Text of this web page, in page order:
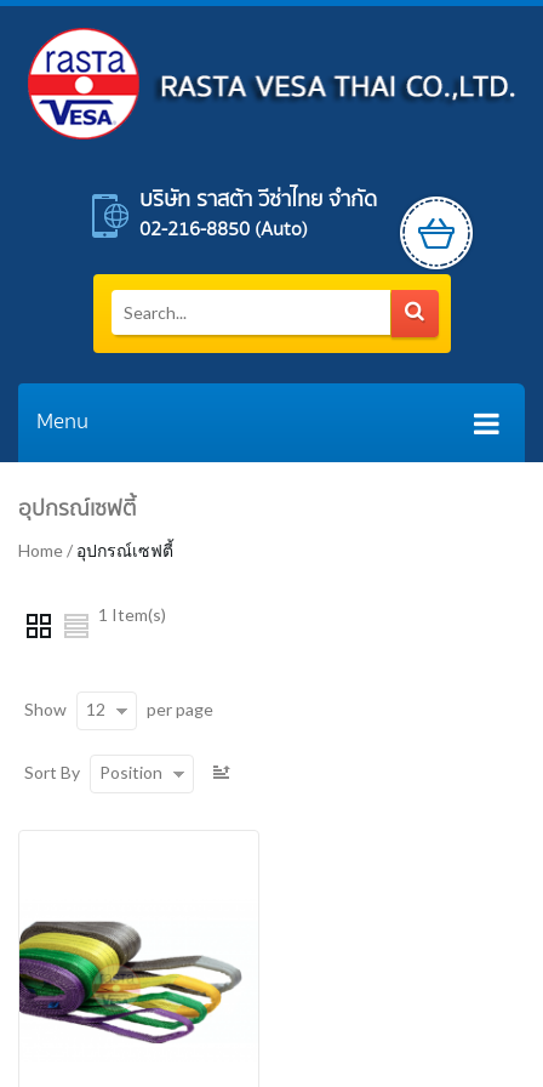
บริษัท ราสต้า วีซ่าไทย จำกัด
02-216-8850 (auto)
Menu
Home/ อุปกรณ์เซฟตี้
อุปกรณ์เซฟตี้
1 Item(s)
Show 12 per page
Sort By Position